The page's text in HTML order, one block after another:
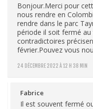
24 DÉCEMBRE 2022 À 12 H 38 MIN
Bonjour.Merci pour
nous rendre en
rendre dans le parc
période il soit fermé au
contradictoires
février.Pouvez vous
Fabrice
Il est souvent fermé